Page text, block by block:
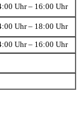
Uhr – 16:00 Uhr
Uhr – 18:00 Uhr
Uhr – 16:00 Uhr